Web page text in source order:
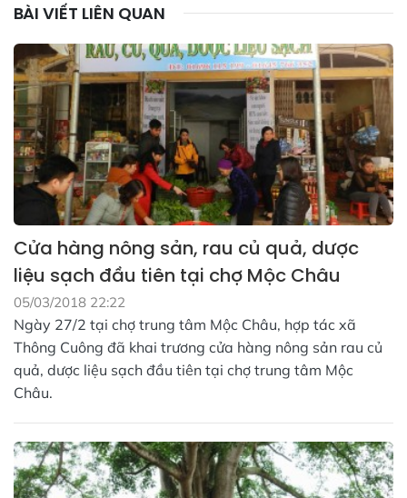
BÀI VIẾT LIÊN QUAN
Cửa hàng nông sản, rau củ quả, dược
liệu sạch đầu tiên tại chợ Mộc Châu
05/03/2018 22:22
Ngày 27/2 tại chợ trung tâm Mộc Châu, hợp tác xã
Thông Cuông đã khai trương cửa hàng nông sản rau củ
quả, dược liệu sạch đầu tiên tại chợ trung tâm Mộc
Châu.